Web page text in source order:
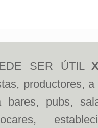
SER ÚTIL
productores,
pubs,